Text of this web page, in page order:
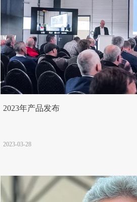
2023年产品发布
2023-03-28